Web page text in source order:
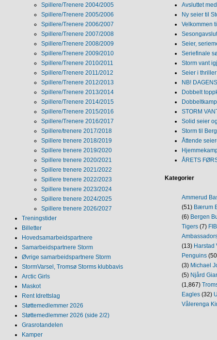
Spillere/Trenere 2004/2005
Spillere/Trenere 2005/2006
Spillere/Trenere 2006/2007
Spillere/Trenere 2007/2008
Spillere/Trenere 2008/2009
Spillere/Trenere 2009/2010
Spillere/Trenere 2010/2011
Spillere/Trenere 2011/2012
Spillere/Trenere 2012/2013
Spillere/Trenere 2013/2014
Spillere/Trenere 2014/2015
Spillere/Trenere 2015/2016
Spillere/Trenere 2016/2017
Spillere/trenere 2017/2018
Spillere trenere 2018/2019
Spillere trenere 2019/2020
Spillere trenere 2020/2021
Spillere trenere 2021/2022
Spillere trenere 2022/2023
Spillere trenere 2023/2024
Spillere trenere 2024/2025
Spillere trenere 2026/2027
Treningstider
Billetter
Hovedsamarbeidspartnere
Samarbeidspartnere Storm
Øvrige samarbeidspartnere Storm
StormVarsel, Tromsø Storms klubbavis
Arctic Girls
Maskot
Rent Idrettslag
Støttemedlemmer 2026
Støttemedlemmer 2026 (side 2/2)
Grasrotandelen
Kamper
Avsluttet
Ny seier til
Velkommen
Seier,
Seriefinale
Storm vant
Seier i
NB!
Dobbelt
STORM
Solid seier
Storm til
Åttende
ÅRETS
Kategorier
Ammerud
(51) Bærum
(6) Bergen
Tigers (7)
(13) Harstad
Penguins
(3) Michael
(5) Njård
(1,867)
Eagles (32)
Vålerenga